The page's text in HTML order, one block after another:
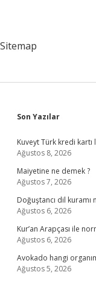
Sitemap
Sidebar
Son Yazılar
Kuveyt Türk kredi
Ağustos 8, 2026
Maiyetine ne demek ?
Ağustos 7, 2026
Doğuştancı dil kuramı
Ağustos 6, 2026
Kur’an Arapçası ile
Ağustos 6, 2026
Avokado hangi
Ağustos 5, 2026